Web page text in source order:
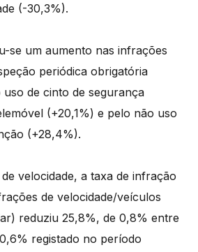
(-30,3%).
se um aumento nas infrações
periódica obrigatória
de cinto de segurança
(+20,1%) e pelo não uso
(+28,4%).
velocidade, a taxa de infração
de velocidade/veículos
reduziu 25,8%, de 0,8% entre
registado no período